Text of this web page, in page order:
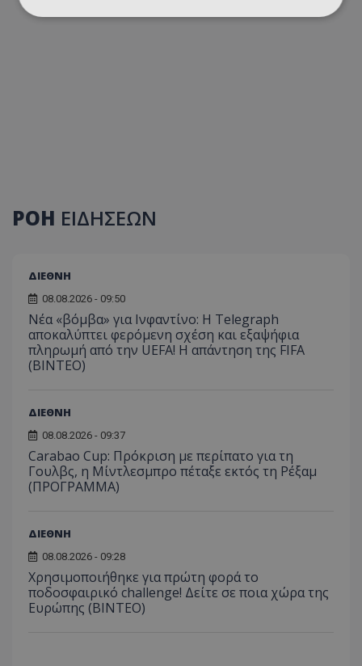
ΡΟΗ ΕΙΔΗΣΕΩΝ
ΔΙΕΘΝΗ
08.08.2026 - 09:50
Νέα «βόμβα» για Ινφαντίνο: Η Telegraph
αποκαλύπτει φερόμενη σχέση και εξαψήφια
πληρωμή από την UEFA! Η απάντηση της FIFA
(ΒΙΝΤΕΟ)
ΔΙΕΘΝΗ
08.08.2026 - 09:37
Carabao Cup: Πρόκριση με περίπατο για τη
Γουλβς, η Μίντλεσμπρο πέταξε εκτός τη Ρέξαμ
(ΠΡΟΓΡΑΜΜΑ)
ΔΙΕΘΝΗ
08.08.2026 - 09:28
Χρησιμοποιήθηκε για πρώτη φορά το
ποδοσφαιρικό challenge! Δείτε σε ποια χώρα της
Ευρώπης (ΒΙΝΤΕΟ)